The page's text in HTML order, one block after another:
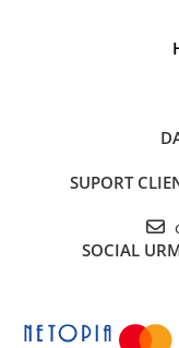
SUPORT
SOCIAL